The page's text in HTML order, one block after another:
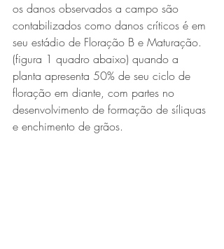
os danos observados a campo são
contabilizados como danos críticos é em
seu estádio de Floração B e Maturação.
(figura 1 quadro abaixo) quando a
planta apresenta 50% de seu ciclo de
floração em diante, com partes no
desenvolvimento de formação de síliquas
e enchimento de grãos.